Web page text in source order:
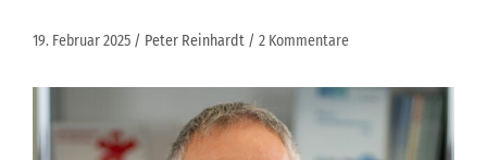
19. Februar 2025 Peter Reinhardt 2 Kommentare